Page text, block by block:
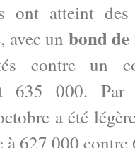
ont atteint
avec un bond
contre un
635 000.
a été
à 627 000 contre